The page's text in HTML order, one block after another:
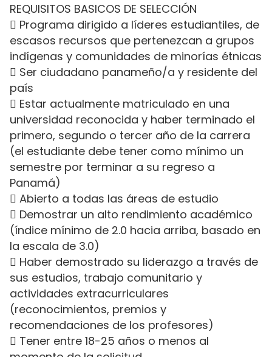
REQUISITOS BASICOS DE SELECCIÓN
 Programa dirigido a líderes estudiantiles, de
escasos recursos que pertenezcan a grupos
indígenas y comunidades de minorías étnicas
 Ser ciudadano panameño/a y residente del
país
 Estar actualmente matriculado en una
universidad reconocida y haber terminado el
primero, segundo o tercer año de la carrera
(el estudiante debe tener como mínimo un
semestre por terminar a su regreso a
Panamá)
 Abierto a todas las áreas de estudio
 Demostrar un alto rendimiento académico
(índice mínimo de 2.0 hacia arriba, basado en
la escala de 3.0)
 Haber demostrado su liderazgo a través de
sus estudios, trabajo comunitario y
actividades extracurriculares
(reconocimientos, premios y
recomendaciones de los profesores)
 Tener entre 18-25 años o menos al